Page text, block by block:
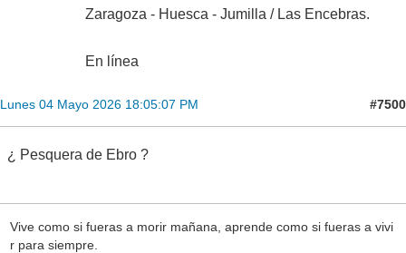
Zaragoza - Huesca - Jumilla / Las Encebras.
En línea
Lunes 04 Mayo 2026 18:05:07 PM #7500
¿ Pesquera de Ebro ?
Vive como si fueras a morir mañana, aprende como si fueras a vivi
r para siempre.